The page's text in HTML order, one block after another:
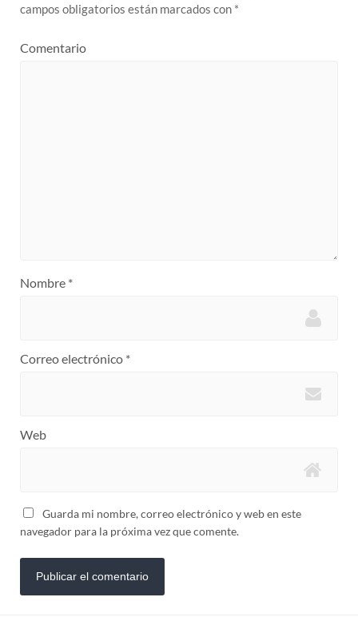
campos obligatorios están marcados con *
Comentario
Nombre *
Correo electrónico *
Web
Guarda mi nombre, correo electrónico y web en este
navegador para la próxima vez que comente.